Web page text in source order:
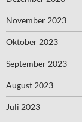
November 2023
Oktober 2023
September 2023
August 2023
Juli 2023